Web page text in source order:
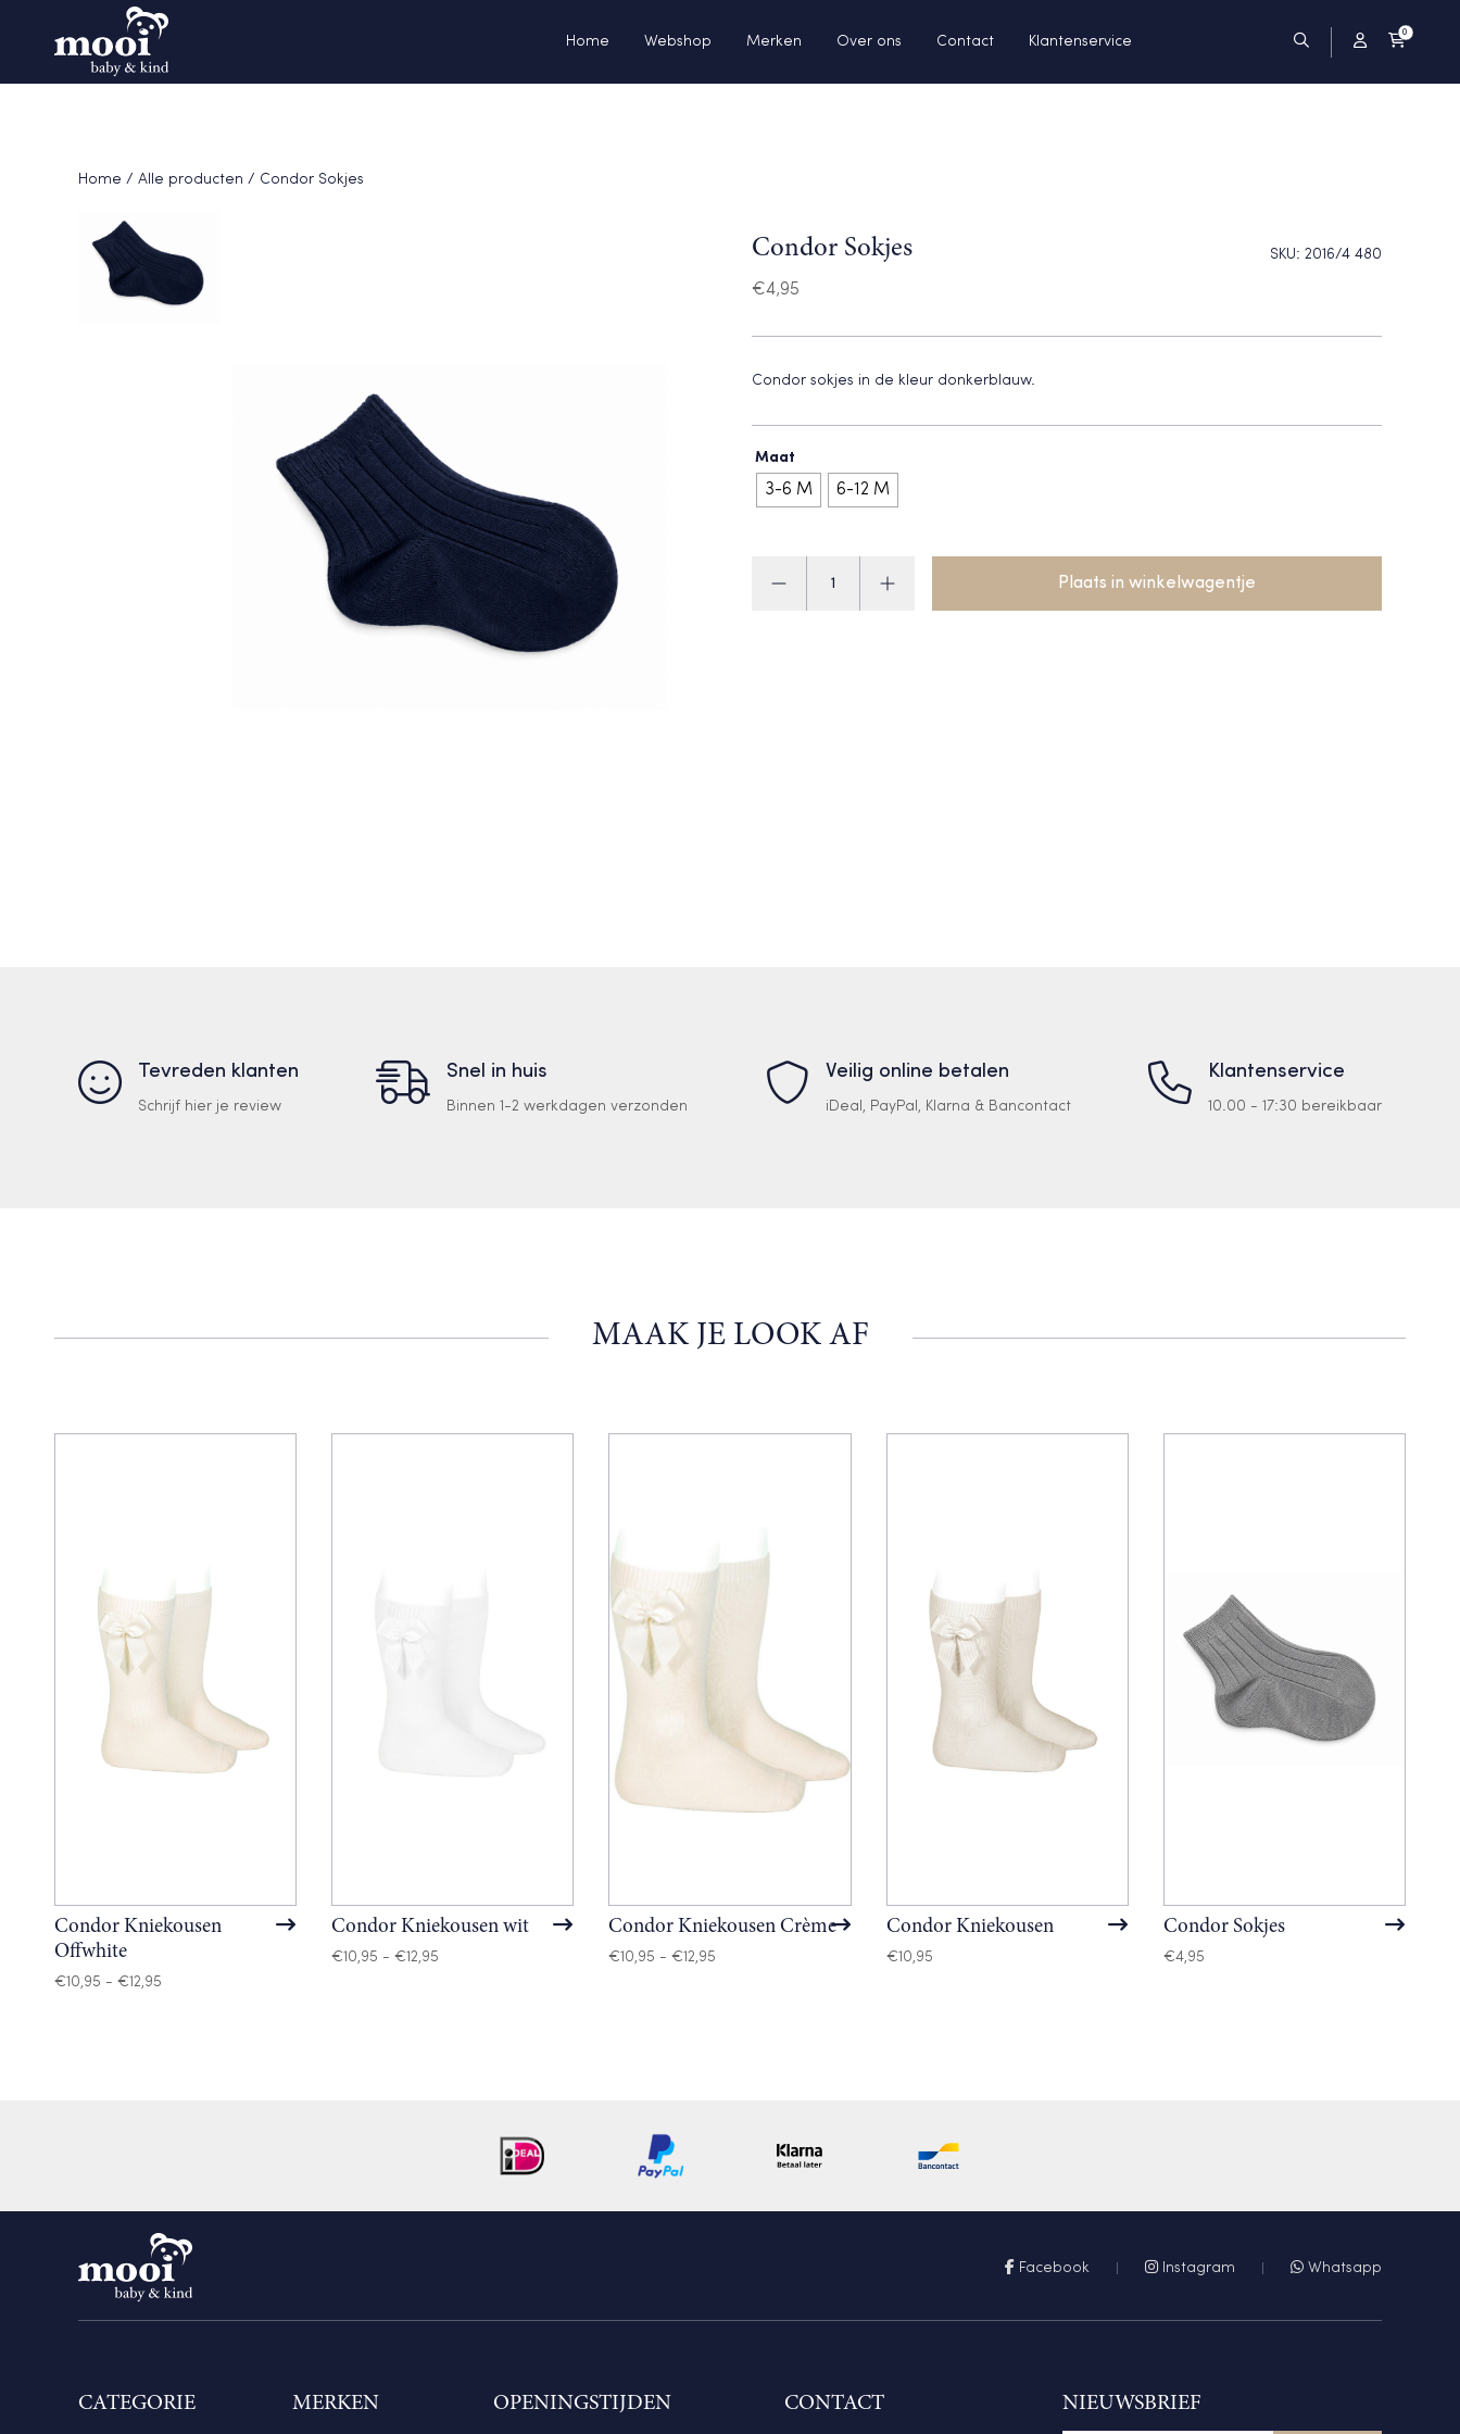
Home Webshop Merken Over ons Contact Klantenservice
0
Home / Alle producten / Condor Sokjes
Condor Sokjes SKU: 2016/4 480
€4,95
Condor sokjes in de kleur donkerblauw.
Maat
3-6 M 6-12 M
Sokjes
Plaats in winkelwagentje
Tevreden klanten
Schrijf hier je review
Snel in huis
Binnen 1-2 werkdagen verzonden
Veilig online betalen
iDeal, PayPal, Klarna & Bancontact
Klantenservice
10.00 - 17:30 bereikbaar
MAAK JE LOOK AF
Condor Kniekousen
Offwhite
€10,95 - €12,95
Condor Kniekousen wit
€10,95 - €12,95
Condor Kniekousen Crème
€10,95 - €12,95
Condor Kniekousen
€10,95
Condor Sokjes
€4,95
Facebook Instagram Whatsapp
CATEGORIE MERKEN OPENINGSTIJDEN CONTACT NIEUWSBRIEF